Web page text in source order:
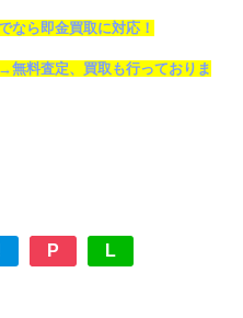
なら即金買取に対応！
無料査定、買取も行っておりま
P L